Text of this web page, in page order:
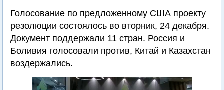
Голосование по предложенному США проекту
резолюции состоялось во вторник, 24 декабря.
Документ поддержали 11 стран. Россия и
Боливия голосовали против, Китай и Казахстан
воздержались.